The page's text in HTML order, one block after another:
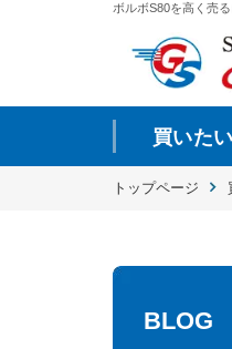
ボルボS80を高く売
買いたい
トップページ
BLOG